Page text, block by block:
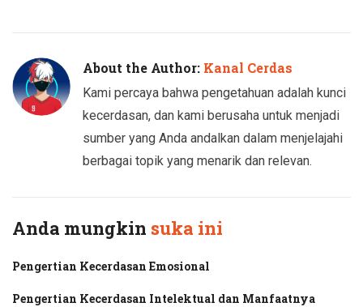
About the Author: Kanal Cerdas
Kami percaya bahwa pengetahuan adalah kunci
kecerdasan, dan kami berusaha untuk menjadi
sumber yang Anda andalkan dalam menjelajahi
berbagai topik yang menarik dan relevan.
Anda mungkin suka ini
Pengertian Kecerdasan Emosional
Pengertian Kecerdasan Intelektual dan Manfaatnya